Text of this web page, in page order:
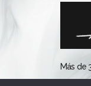
Más de